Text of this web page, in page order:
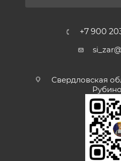
+7 900
Свердловская